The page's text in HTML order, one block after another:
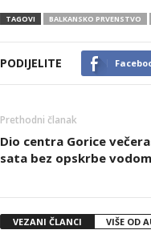
TAGOVI BALKANSKO PRVENSTVO
PODIJELITE
Prethodni članak
Dio centra Gorice
sata bez opskrbe vodom
VEZANI ČLANCI VIŠE OD